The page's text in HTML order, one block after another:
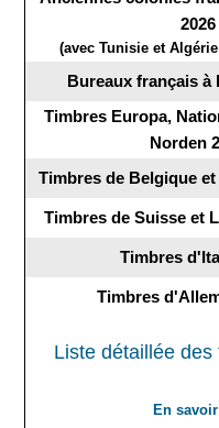
2026
(avec Tunisie et
Bureaux français à
Timbres Europa,
Norden
Timbres de Belgique
Timbres de Suisse et
Timbres
Timbres
Liste détaillée
En